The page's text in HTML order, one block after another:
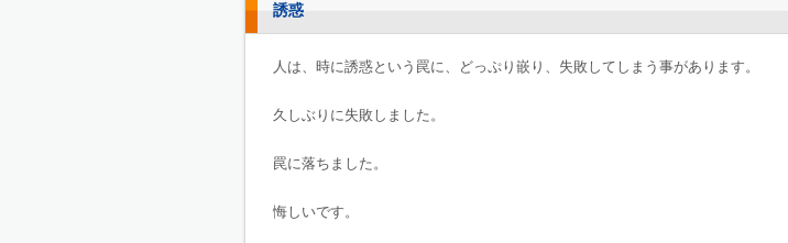
誘惑
人は、時に誘惑という罠に、どっぷり嵌り、失敗してしまう事があります。
久しぶりに失敗しました。
罠に落ちました。
悔しいです。